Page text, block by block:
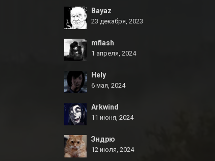
Bayaz
23 декабря, 2023
mflash
1 апреля, 2024
Hely
6 мая, 2024
Arkwind
11 июня, 2024
Эндрю
12 июля, 2024